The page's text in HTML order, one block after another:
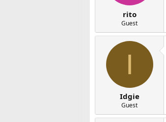
t
a
m
rito
Guest
I
Idgie
Guest